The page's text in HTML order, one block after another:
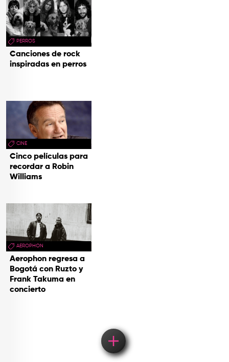
TOP
QUIÉNES SOMOS
CONTACTO
PERROS
Canciones de rock
inspiradas en perros
CINE
Cinco películas para
recordar a Robin
Williams
AEROPHON
Aerophon regresa a
Bogotá con Ruzto y
Frank Takuma en
concierto